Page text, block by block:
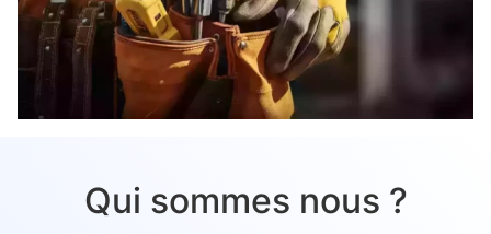
Qui sommes nous ?